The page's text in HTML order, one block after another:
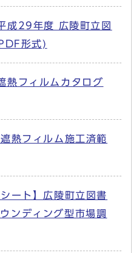
成29年度 広陵町立図
形式)
熱フィルムカタログ
熱フィルム施工済範
ート】広陵町立図書
ンディング型市場調